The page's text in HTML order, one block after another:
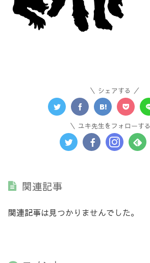
シェアする
ユキ先生をフォローする
関連記事
関連記事は見つかりませんでした。